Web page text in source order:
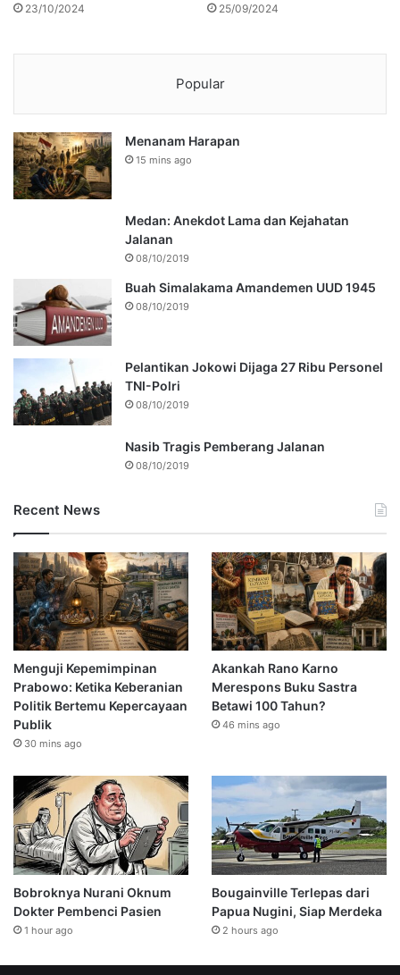
23/10/2024 25/09/2024
Popular
Menanam Harapan
15 mins ago
Medan: Anekdot Lama dan Kejahatan
Jalanan
08/10/2019
Buah Simalakama Amandemen UUD 1945
08/10/2019
Pelantikan Jokowi Dijaga 27 Ribu Personel
TNI-Polri
08/10/2019
Nasib Tragis Pemberang Jalanan
08/10/2019
Recent News
Menguji Kepemimpinan
Prabowo: Ketika Keberanian
Politik Bertemu Kepercayaan
Publik
30 mins ago
Akankah Rano Karno
Merespons Buku Sastra
Betawi 100 Tahun?
46 mins ago
Bobroknya Nurani Oknum
Dokter Pembenci Pasien
1 hour ago
Bougainville Terlepas dari
Papua Nugini, Siap Merdeka
2 hours ago